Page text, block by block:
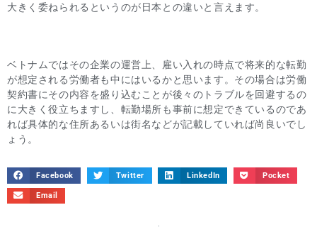
大きく委ねられるというのが日本との違いと言えます。
ベトナムではその企業の運営上、雇い入れの時点で将来的な転勤
が想定される労働者も中にはいるかと思います。その場合は労働
契約書にその内容を盛り込むことが後々のトラブルを回避するの
に大きく役立ちますし、転勤場所も事前に想定できているのであ
れば具体的な住所あるいは街名などが記載していれば尚良いでし
ょう。
Facebook Twitter LinkedIn Pocket
Email